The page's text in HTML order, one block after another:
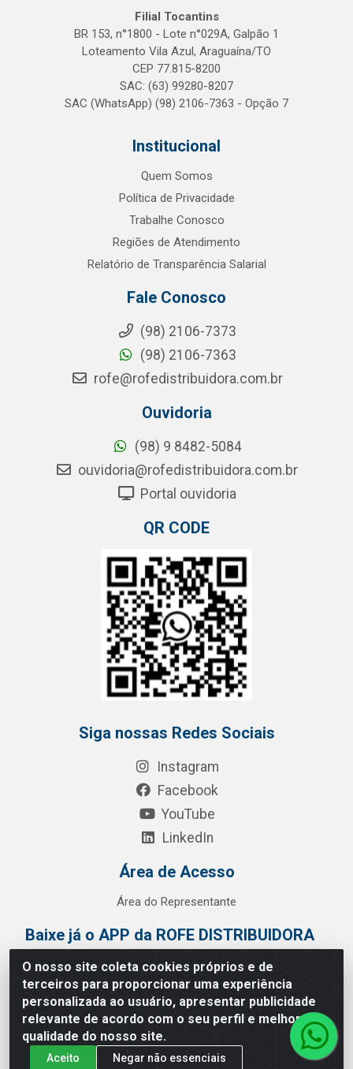
O nosso site coleta cookies próprios e de
terceiros para proporcionar uma experiência
personalizada ao usuário, apresentar publicidade
relevante de acordo com o seu perfil e melhorar a
qualidade do nosso site.
Aceito Negar não essenciais
Filial Tocantins
BR 153, n°1800 - Lote n°029A, Galpão 1
Loteamento Vila Azul, Araguaína/TO
CEP 77.815-8200
SAC: (63) 99280-8207
SAC (WhatsApp) (98) 2106-7363 - Opção 7
Institucional
Quem Somos
Política de Privacidade
Trabalhe Conosco
Regiões de Atendimento
Relatório de Transparência Salarial
Fale Conosco
(98) 2106-7373
(98) 2106-7363
rofe@rofedistribuidora.com.br
Ouvidoria
(98) 9 8482-5084
ouvidoria@rofedistribuidora.com.br
Portal ouvidoria
QR CODE
Siga nossas Redes Sociais
Instagram
Facebook
YouTube
LinkedIn
Área de Acesso
Área do Representante
Baixe já o APP da ROFE DISTRIBUIDORA